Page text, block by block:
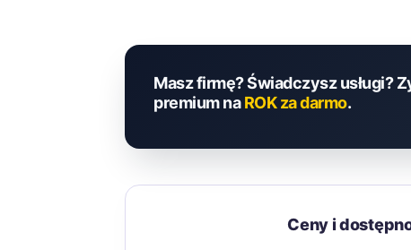
Masz firmę? Świadczysz usługi?
premium naROK za darmo.
Ceny i